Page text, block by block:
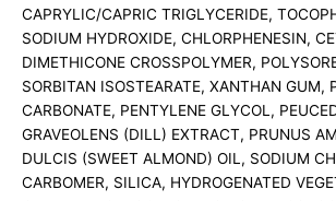
CAPRYLIC/CAPRIC TRIGLYCERIDE,
SODIUM HYDROXIDE, CHLORPHENESIN,
DIMETHICONE CROSSPOLYMER,
SORBITAN ISOSTEARATE, XANTHAN GUM,
CARBONATE, PENTYLENE GLYCOL,
GRAVEOLENS (DILL) EXTRACT, PRUNUS
DULCIS (SWEET ALMOND) OIL, SODIUM
CARBOMER, SILICA, HYDROGENATED